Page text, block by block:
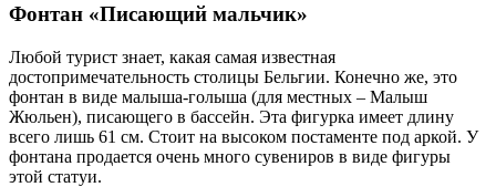
Фонтан «Писающий мальчик»
Любой турист знает, какая самая известная
достопримечательность столицы Бельгии. Конечно же, это
фонтан в виде малыша-голыша (для местных – Малыш
Жюльен), писающего в бассейн. Эта фигурка имеет длину
всего лишь 61 см. Стоит на высоком постаменте под аркой. У
фонтана продается очень много сувениров в виде фигуры
этой статуи.